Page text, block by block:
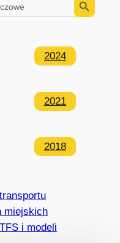
2024
2021
2018